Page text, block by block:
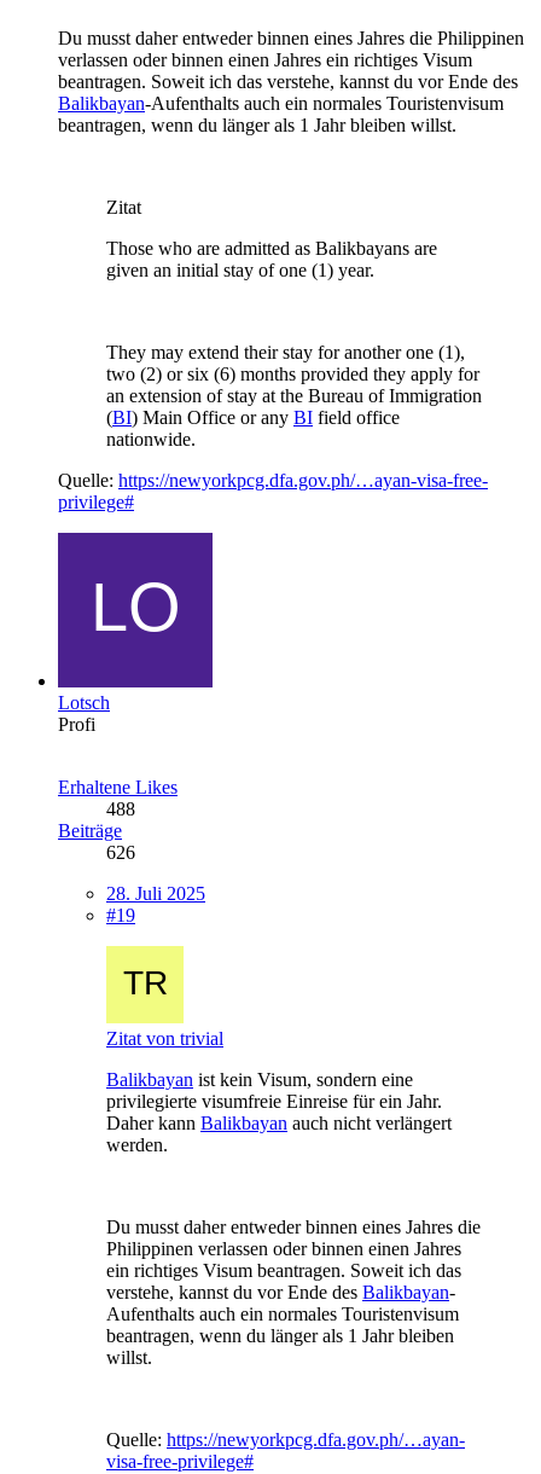
Du musst daher entweder binnen eines Jahres die Philippinen
verlassen oder binnen einen Jahres ein richtiges Visum
beantragen. Soweit ich das verstehe, kannst du vor Ende des
Balikbayan-Aufenthalts auch ein normales Touristenvisum
beantragen, wenn du länger als 1 Jahr bleiben willst.
Zitat
Those who are admitted as Balikbayans are
given an initial stay of one (1) year.
They may extend their stay for another one (1),
two (2) or six (6) months provided they apply for
an extension of stay at the Bureau of Immigration
(BI) Main Office or any BI field office
nationwide.
Quelle: https://newyorkpcg.dfa.gov.ph/…ayan-visa-free-
privilege#
Lotsch
Profi
Erhaltene Likes
488
Beiträge
626
28. Juli 2025
#19
Zitat von trivial
Balikbayan ist kein Visum, sondern eine
privilegierte visumfreie Einreise für ein Jahr.
Daher kann Balikbayan auch nicht verlängert
werden.
Du musst daher entweder binnen eines Jahres die
Philippinen verlassen oder binnen einen Jahres
ein richtiges Visum beantragen. Soweit ich das
verstehe, kannst du vor Ende des Balikbayan-
Aufenthalts auch ein normales Touristenvisum
beantragen, wenn du länger als 1 Jahr bleiben
willst.
Quelle: https://newyorkpcg.dfa.gov.ph/…ayan-
visa-free-privilege#